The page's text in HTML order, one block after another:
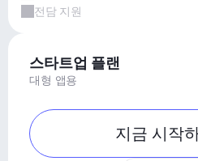
전담 지원
스타트업 플랜
대형 앱용
지금 시작